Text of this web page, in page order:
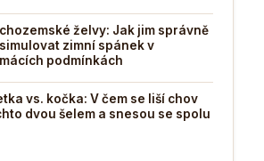
želvy: Jak jim správně
zimní spánek v
podmínkách
vs. kočka: V čem se liší chov
dvou šelem a snesou se spolu